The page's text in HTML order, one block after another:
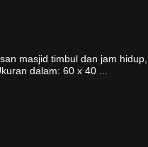
masjid timbul dan jam hidup,
dalam: 60 x 40 ...